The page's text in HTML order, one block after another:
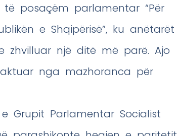
posaçëm parlamentar “Për
e Shqipërisë”, ku anëtarët
zhvilluar një ditë më parë. Ajo
nga mazhoranca për
Grupit Parlamentar Socialist